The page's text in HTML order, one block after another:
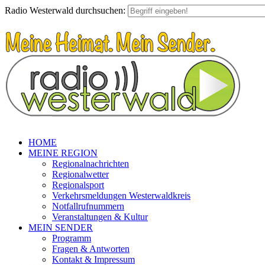
Radio Westerwald durchsuchen:
HOME
MEINE REGION
Regionalnachrichten
Regionalwetter
Regionalsport
Verkehrsmeldungen Westerwaldkreis
Notfallrufnummern
Veranstaltungen & Kultur
MEIN SENDER
Programm
Fragen & Antworten
Kontakt & Impressum